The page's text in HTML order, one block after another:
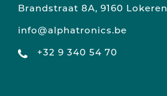
Brandstraat 8A, 9160 Lokeren
info@alphatronics.be
+32 9 340 54 70